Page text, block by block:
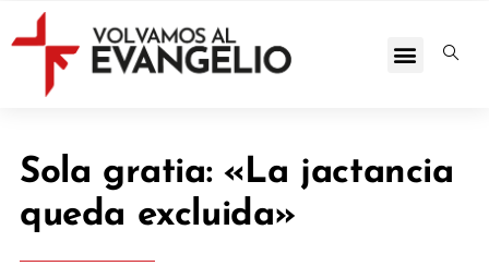
Sola gratia: «La jactancia
queda excluida»